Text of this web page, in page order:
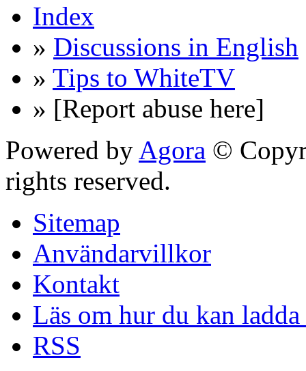
Index
» Discussions in English
» Tips to WhiteTV
» [Report abuse here]
Powered by Agora ©
rights reserved.
Sitemap
Användarvillkor
Kontakt
Läs om hur du kan
RSS